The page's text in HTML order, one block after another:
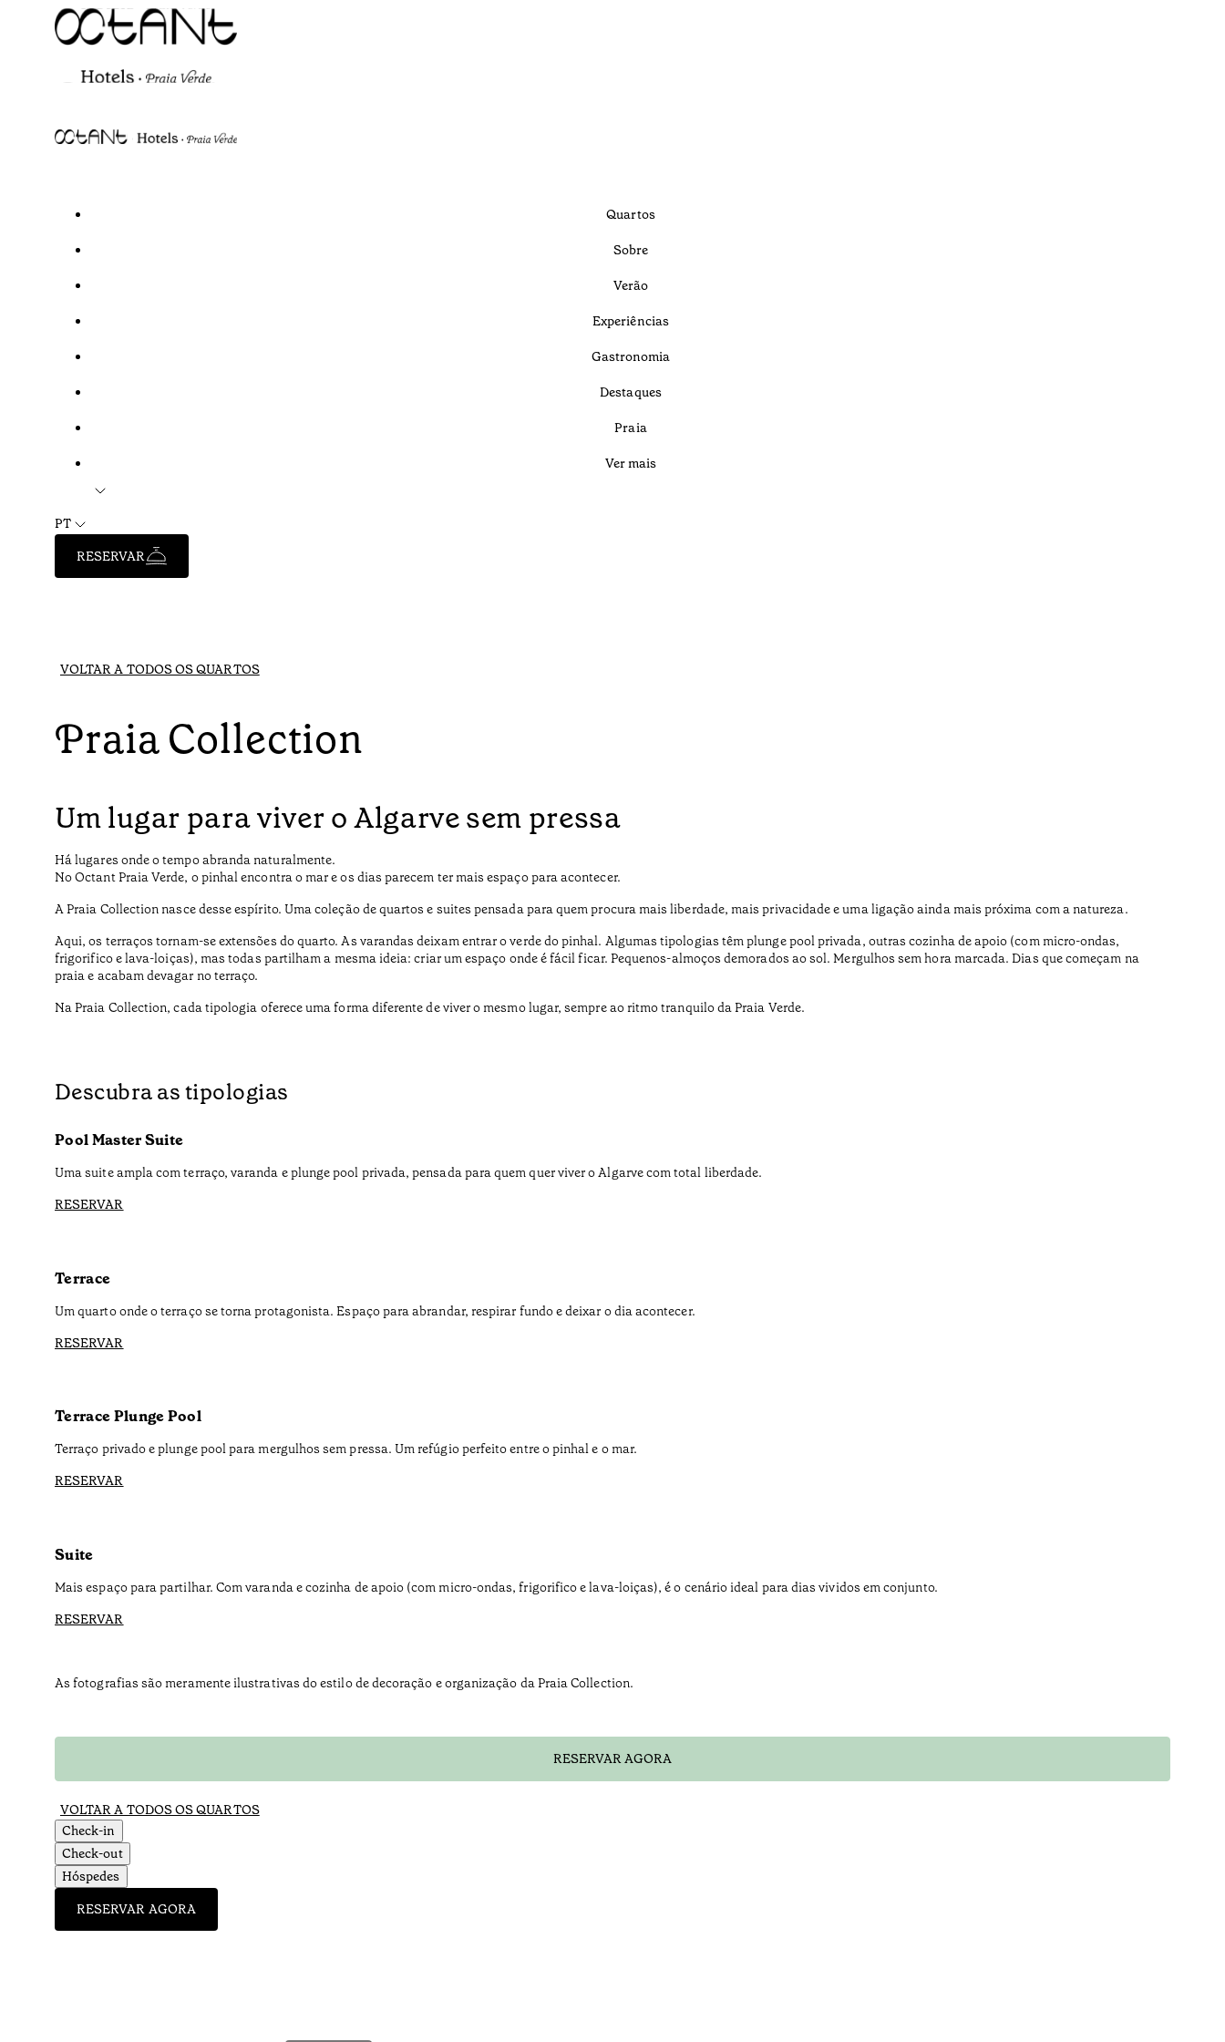
Quartos
Sobre
Verão
Experiências
Gastronomia
Destaques
Praia
Ver mais
PT
RESERVAR
VOLTAR A TODOS OS QUARTOS
Praia Collection
Um lugar para viver o Algarve sem pressa
Há lugares onde o tempo abranda naturalmente.
No Octant Praia Verde, o pinhal encontra o mar e os dias parecem ter mais espaço para acontecer.
A Praia Collection nasce desse espírito. Uma coleção de quartos e suites pensada para quem procura mais liberdade, mais privacidade e uma ligação ainda mais próxima com a natureza.
Aqui, os terraços tornam-se extensões do quarto. As varandas deixam entrar o verde do pinhal. Algumas tipologias têm plunge pool privada, outras cozinha de apoio (com micro-ondas,
frigorifico e lava-loiças), mas todas partilham a mesma ideia: criar um espaço onde é fácil ficar. Pequenos-almoços demorados ao sol. Mergulhos sem hora marcada. Dias que começam na
praia e acabam devagar no terraço.
Na Praia Collection, cada tipologia oferece uma forma diferente de viver o mesmo lugar, sempre ao ritmo tranquilo da Praia Verde.
Descubra as tipologias
Pool Master Suite
Uma suite ampla com terraço, varanda e plunge pool privada, pensada para quem quer viver o Algarve com total liberdade.
RESERVAR
Terrace
Um quarto onde o terraço se torna protagonista. Espaço para abrandar, respirar fundo e deixar o dia acontecer.
RESERVAR
Terrace Plunge Pool
Terraço privado e plunge pool para mergulhos sem pressa. Um refúgio perfeito entre o pinhal e o mar.
RESERVAR
Suite
Mais espaço para partilhar. Com varanda e cozinha de apoio (com micro-ondas, frigorifico e lava-loiças), é o cenário ideal para dias vividos em conjunto.
RESERVAR
As fotografias são meramente ilustrativas do estilo de decoração e organização da Praia Collection.
RESERVAR AGORA
VOLTAR A TODOS OS QUARTOS
Check-in
Check-out
Hóspedes
RESERVAR AGORA